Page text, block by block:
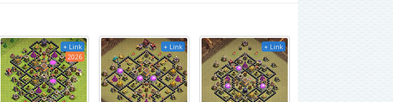
+ Link
2026
+ Link + Link